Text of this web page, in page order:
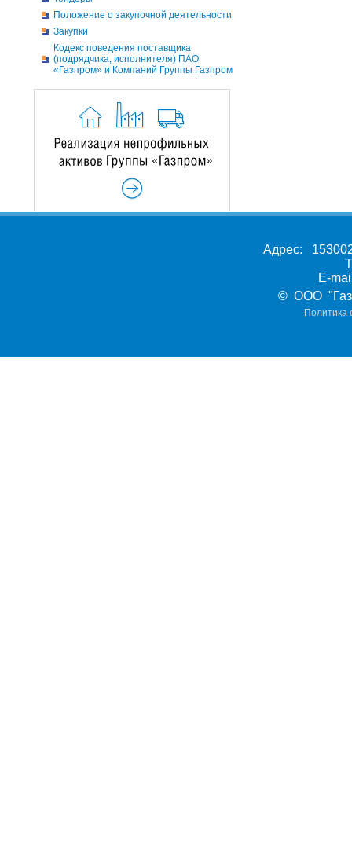
Положение о закупочной деятельности
Закупки
Кодекс поведения поставщика
(подрядчика, исполнителя) ПАО
«Газпром» и Компаний Группы Газпром
Адрес:
E-
© ООО
Политика